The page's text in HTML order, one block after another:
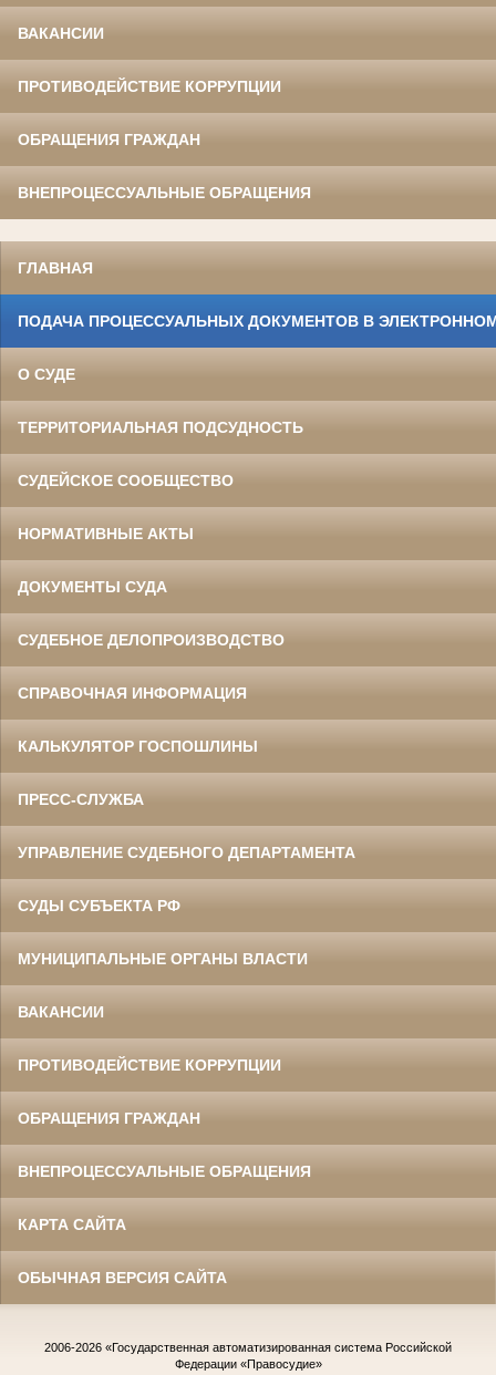
ВАКАНСИИ
ПРОТИВОДЕЙСТВИЕ КОРРУПЦИИ
ОБРАЩЕНИЯ ГРАЖДАН
ВНЕПРОЦЕССУАЛЬНЫЕ ОБРАЩЕНИЯ
ГЛАВНАЯ
ПОДАЧА ПРОЦЕССУАЛЬНЫХ ДОКУМЕНТОВ В
О СУДЕ
ТЕРРИТОРИАЛЬНАЯ ПОДСУДНОСТЬ
СУДЕЙСКОЕ СООБЩЕСТВО
НОРМАТИВНЫЕ АКТЫ
ДОКУМЕНТЫ СУДА
СУДЕБНОЕ ДЕЛОПРОИЗВОДСТВО
СПРАВОЧНАЯ ИНФОРМАЦИЯ
КАЛЬКУЛЯТОР ГОСПОШЛИНЫ
ПРЕСС-СЛУЖБА
УПРАВЛЕНИЕ СУДЕБНОГО ДЕПАРТАМЕНТА
СУДЫ СУБЪЕКТА РФ
МУНИЦИПАЛЬНЫЕ ОРГАНЫ ВЛАСТИ
ВАКАНСИИ
ПРОТИВОДЕЙСТВИЕ КОРРУПЦИИ
ОБРАЩЕНИЯ ГРАЖДАН
ВНЕПРОЦЕССУАЛЬНЫЕ ОБРАЩЕНИЯ
КАРТА САЙТА
ОБЫЧНАЯ ВЕРСИЯ САЙТА
2006-2026 «Государственная автоматизированная система Российской
Федерации «Правосудие»